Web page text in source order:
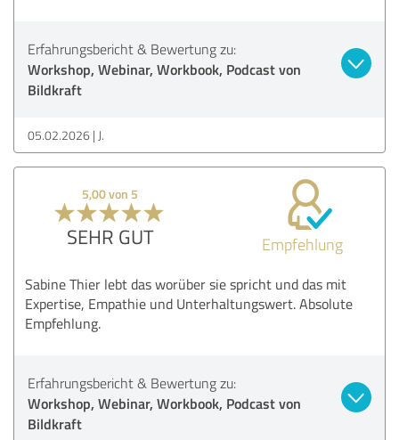
Erfahrungsbericht & Bewertung zu:
Workshop, Webinar, Workbook, Podcast von
Bildkraft
05.02.2026 J.
5,00 von 5
SEHR GUT Empfehlung
Sabine Thier lebt das worüber sie spricht und das mit
Expertise, Empathie und Unterhaltungswert. Absolute
Empfehlung.
Erfahrungsbericht & Bewertung zu:
Workshop, Webinar, Workbook, Podcast von
Bildkraft